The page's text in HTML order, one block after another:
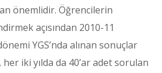
önemlidir. Öğrencilerin
açısından 2010-11
YGS’nda alınan sonuçlar
iki yılda da 40’ar adet sorulan